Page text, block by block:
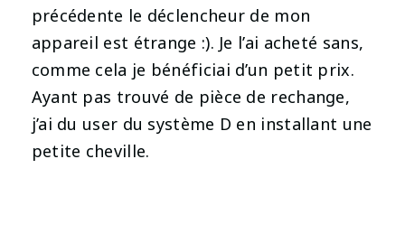
précédente le déclencheur de mon
appareil est étrange :). Je l’ai acheté sans,
comme cela je bénéficiai d’un petit prix.
Ayant pas trouvé de pièce de rechange,
j’ai du user du système D en installant une
petite cheville.